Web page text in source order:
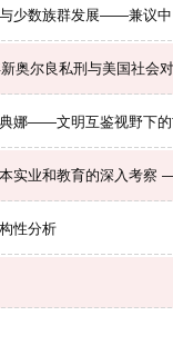
少数族群发展——兼议
奥尔良私刑与美国社会
娜——文明互鉴视野下
实业和教育的深入考
性分析